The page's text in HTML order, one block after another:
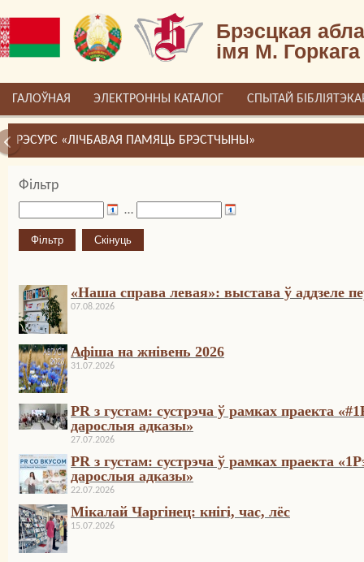
Брэсцкая
імя М. Горкага
ГАЛОЎНАЯ ЭЛЕКТРОННЫ КАТАЛОГ СПЫТАЙ
РЭСУРС «ЛІЧБАВАЯ ПАМЯЦЬ БРЭСТЧЫНЫ»
Фільтр
…
«Наша справа левая»: выстава ў аддзеле
07.08.2026
Афіша на жнівень 2026
31.07.2026
PR з густам: сустрэча ў рамках праекта
дарослыя адказы»
27.07.2026
PR з густам: сустрэча ў рамках праекта
дарослыя адказы»
22.07.2026
Мікалай Чаргінец: кнігі, час, лёс
15.07.2026